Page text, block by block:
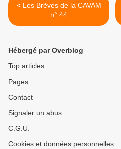
< Les Brèves de la CAVAM
n° 44
Hébergé par Overblog
Top articles
Pages
Contact
Signaler un abus
C.G.U.
Cookies et données personnelles